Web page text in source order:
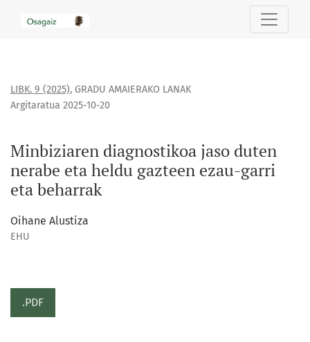
Minbiziaren diagnostikoa jaso duten nerabe eta heldu
LIBK. 9 (2025), GRADU AMAIERAKO LANAK
Minbiziaren diagnostikoa jaso duten
nerabe eta heldu gazteen ezau-garri
eta beharrak
Argitaratua 2025-10-20
Oihane Alustiza
EHU
.PDF